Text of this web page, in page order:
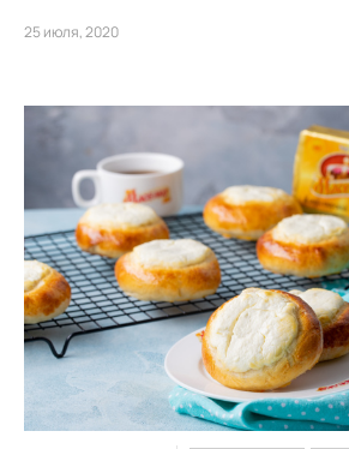
25 июля, 2020